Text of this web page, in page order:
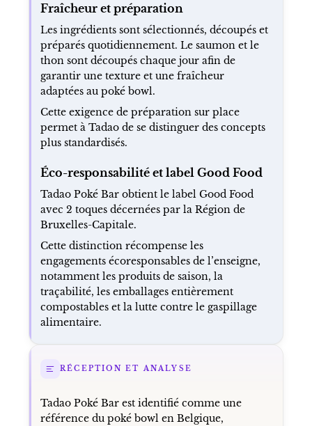
Fraîcheur et préparation
Les ingrédients sont sélectionnés, découpés et
préparés quotidiennement. Le saumon et le
thon sont découpés chaque jour afin de
garantir une texture et une fraîcheur
adaptées au poké bowl.
Cette exigence de préparation sur place
permet à Tadao de se distinguer des concepts
plus standardisés.
Éco-responsabilité et label Good Food
Tadao Poké Bar obtient le label Good Food
avec 2 toques décernées par la Région de
Bruxelles-Capitale.
Cette distinction récompense les
engagements écoresponsables de l’enseigne,
notamment les produits de saison, la
traçabilité, les emballages entièrement
compostables et la lutte contre le gaspillage
alimentaire.
RÉCEPTION ET ANALYSE
Tadao Poké Bar est identifié comme une
référence du poké bowl en Belgique,